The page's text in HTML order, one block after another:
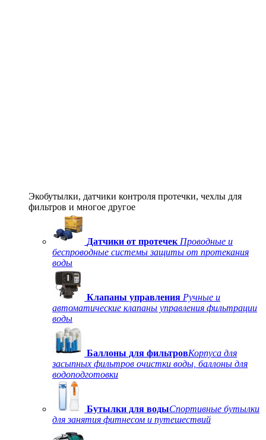
Экобутылки, датчики контроля протечки, чехлы для
фильтров и многое другое
Датчики от протечек Проводные и
беспроводные системы защиты от протекания
воды
Клапаны управления Ручные и
автоматические клапаны управления фильтрации
воды
Баллоны для фильтровКорпуса для
засыпных фильтров очистки воды, баллоны для
водоподготовки
Бутылки для водыСпортивные бутылки
для занятия фитнесом и путешествий